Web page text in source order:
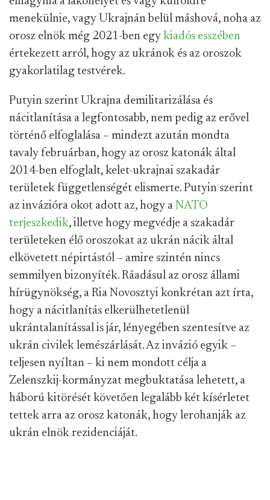
menekülnie, vagy Ukrajnán belül máshová, noha az
orosz elnök még 2021-ben egy kiadós esszében
értekezett arról, hogy az ukránok és az oroszok
gyakorlatilag testvérek.
Putyin szerint Ukrajna demilitarizálása és
nácitlanítása a legfontosabb, nem pedig az erővel
történő elfoglalása – mindezt azután mondta
tavaly februárban, hogy az orosz katonák által
2014-ben elfoglalt, kelet-ukrajnai szakadár
területek függetlenségét elismerte. Putyin szerint
az invázióra okot adott az, hogy a NATO
terjeszkedik, illetve hogy megvédje a szakadár
területeken élő oroszokat az ukrán nácik által
elkövetett népirtástól – amire szintén nincs
semmilyen bizonyíték. Ráadásul az orosz állami
hírügynökség, a Ria Novosztyi konkrétan azt írta,
hogy a nácitlanítás elkerülhetetlenül
ukrántalanítással is jár, lényegében szentesítve az
ukrán civilek lemészárlását. Az invázió egyik –
teljesen nyíltan – ki nem mondott célja a
Zelenszkij-kormányzat megbuktatása lehetett, a
háború kitörését követően legalább két kísérletet
tettek arra az orosz katonák, hogy lerohanják az
ukrán elnök rezidenciáját.